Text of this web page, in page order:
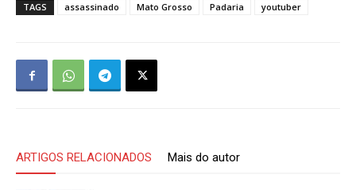
TAGS assassinado Mato Grosso Padaria youtuber
ARTIGOS RELACIONADOS Mais do autor